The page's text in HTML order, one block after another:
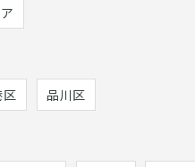
区 品川区